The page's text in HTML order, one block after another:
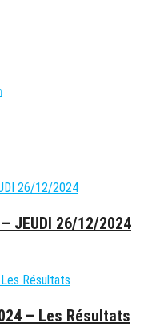
– JEUDI 26/12/2024
– Les Résultats